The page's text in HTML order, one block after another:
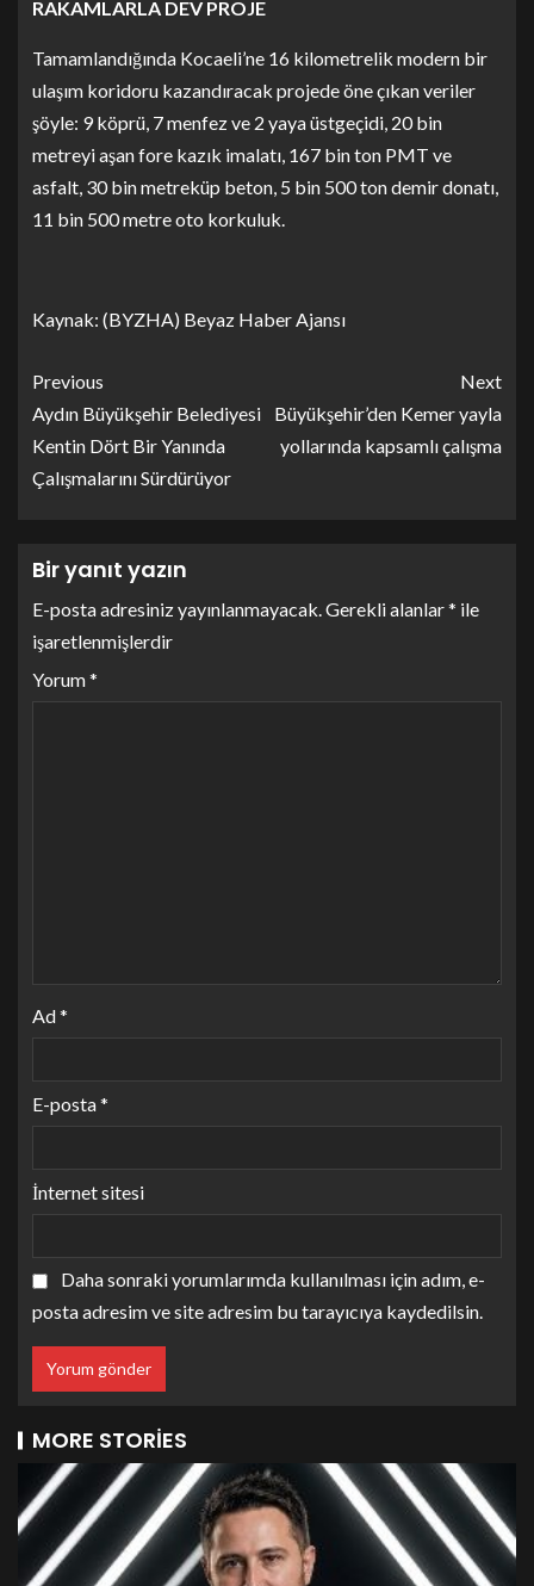
RAKAMLARLA DEV PROJE
Tamamlandığında Kocaeli’ne 16 kilometrelik modern bir
ulaşım koridoru kazandıracak projede öne çıkan veriler
şöyle: 9 köprü, 7 menfez ve 2 yaya üstgeçidi, 20 bin
metreyi aşan fore kazık imalatı, 167 bin ton PMT ve
asfalt, 30 bin metreküp beton, 5 bin 500 ton demir donatı,
11 bin 500 metre oto korkuluk.
Kaynak: (BYZHA) Beyaz Haber Ajansı
Previous
Aydın Büyükşehir Belediyesi
Kentin Dört Bir Yanında
Çalışmalarını Sürdürüyor
Next
Büyükşehir’den Kemer yayla
yollarında kapsamlı çalışma
Bir yanıt yazın
E-posta adresiniz yayınlanmayacak. Gerekli alanlar* ile
işaretlenmişlerdir
Yorum*
Ad*
E-posta*
İnternet sitesi
Daha sonraki yorumlarımda kullanılması için adım, e-
posta adresim ve site adresim bu tarayıcıya kaydedilsin.
MORE STORIES